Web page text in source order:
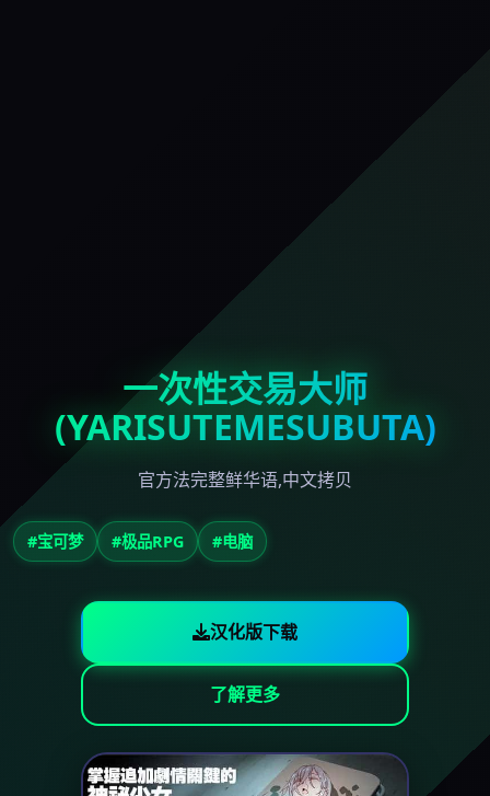
一次性交易大师
(YARISUTEMESUBUTA)
官方法完整鲜华语,中文拷贝
#宝可梦 #极品RPG #电脑
汉化版下载
了解更多